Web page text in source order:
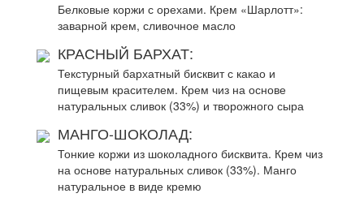
Белковые коржи с орехами. Крем «Шарлотт»:
заварной крем, сливочное масло
КРАСНЫЙ БАРХАТ:
Текстурный бархатный бисквит с какао и
пищевым красителем. Крем чиз на основе
натуральных сливок (33%) и творожного сыра
МАНГО-ШОКОЛАД:
Тонкие коржи из шоколадного бисквита. Крем чиз
на основе натуральных сливок (33%). Манго
натуральное в виде кремю